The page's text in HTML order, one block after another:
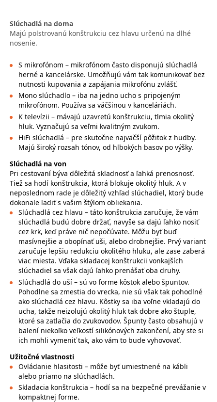
Slúchadlá na doma
Majú polstrovanú konštrukciu cez hlavu určenú na dlhé
nosenie.
S mikrofónom – mikrofónom často disponujú slúchadlá
herné a kancelárske. Umožňujú vám tak komunikovať bez
nutnosti kupovania a zapájania mikrofónu zvlášť.
Mono slúchadlo – iba na jedno ucho s pripojeným
mikrofónom. Používa sa väčšinou v kanceláriách.
K televízii – mávajú uzavretú konštrukciu, tlmia okolitý
hluk. Vyznačujú sa veľmi kvalitným zvukom.
HiFi slúchadlá – pre skutočne najväčší pôžitok z hudby.
Majú široký rozsah tónov, od hlbokých basov po výšky.
Slúchadlá na von
Pri cestovaní býva dôležitá skladnosť a ľahká prenosnosť.
Tiež sa hodí konštrukcia, ktorá blokuje okolitý hluk. A v
neposlednom rade je dôležitý vzhľad slúchadiel, ktorý bude
dokonale ladiť s vašim štýlom obliekania.
Slúchadlá cez hlavu – táto konštrukcia zaručuje, že vám
slúchadlá budú dobre držať, navyše sa dajú ľahko nosiť
cez krk, keď práve nič nepočúvate. Môžu byť buď
masívnejšie a obopínať uši, alebo drobnejšie. Prvý variant
zaručuje lepšiu redukciu okolitého hluku, ale zase zaberá
viac miesta. Vďaka skladacej konštrukcii vonkajších
slúchadiel sa však dajú ľahko prenášať oba druhy.
Slúchadlá do uší – sú vo forme kôstok alebo špuntov.
Pohodlne sa zmestia do vrecka, nie sú však tak pohodlné
ako slúchadlá cez hlavu. Kôstky sa iba voľne vkladajú do
ucha, takže neizolujú okolitý hluk tak dobre ako štuple,
ktoré sa zatlačia do zvukovodov. Špunty často obsahujú v
balení niekoľko veľkostí silikónových zakončení, aby ste si
ich mohli vymeniť tak, ako vám to bude vyhovovať.
Užitočné vlastnosti
Ovládanie hlasitosti – môže byť umiestnené na kábli
alebo priamo na slúchadlách.
Skladacia konštrukcia – hodí sa na bezpečné prevážanie v
kompaktnej forme.